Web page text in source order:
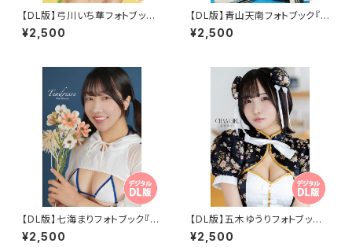
【DL版】弓川いち華フォトブック
『Eine Blume』
¥2,500
【DL版】青山天南フォトブック『H
IP WORKs』
¥2,500
【DL版】七海まりフォトブック『T
endresse』
¥2,500
【DL版】五木ゆうりフォトブック
『CHINA GIRL』
¥2,500